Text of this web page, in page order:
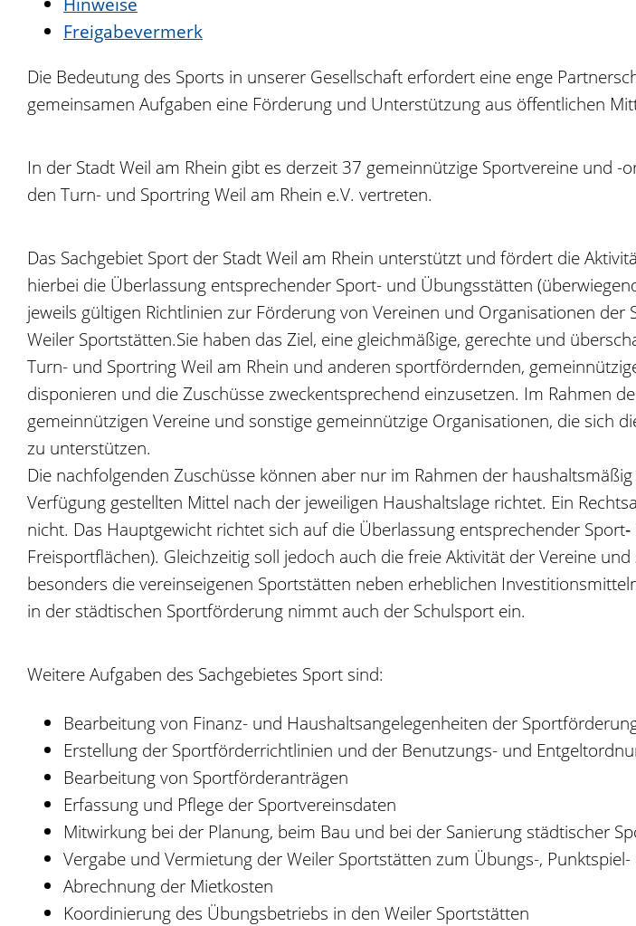
Freigabevermerk
Die Bedeutung des Sports in unserer Gesellschaft erfordert eine enge
gemeinsamen Aufgaben eine Förderung und Unterstützung aus öffentlichen
In der Stadt Weil am Rhein gibt es derzeit 37 gemeinnützige Sportvereine
den Turn- und Sportring Weil am Rhein e.V. vertreten.
Das Sachgebiet Sport der Stadt Weil am Rhein unterstützt und fördert die
hierbei die Überlassung entsprechender Sport- und Übungsstätten
jeweils gültigen Richtlinien zur Förderung von Vereinen und Organisationen
Weiler Sportstätten.Sie haben das Ziel, eine gleichmäßige, gerechte und
Turn- und Sportring Weil am Rhein und anderen sportfördernden,
disponieren und die Zuschüsse zweckentsprechend einzusetzen. Im Rahmen
gemeinnützigen Vereine und sonstige gemeinnützige Organisationen, die sich
zu unterstützen.
Die nachfolgenden Zuschüsse können aber nur im Rahmen der
Verfügung gestellten Mittel nach der jeweiligen Haushaltslage richtet. Ein
nicht. Das Hauptgewicht richtet sich auf die Überlassung entsprechender
Freisportflächen). Gleichzeitig soll jedoch auch die freie Aktivität der Vereine
besonders die vereinseigenen Sportstätten neben erheblichen
in der städtischen Sportförderung nimmt auch der Schulsport ein.
Weitere Aufgaben des Sachgebietes Sport sind:
Bearbeitung von Finanz- und Haushaltsangelegenheiten der
Erstellung der Sportförderrichtlinien und der Benutzungs- und
Bearbeitung von Sportförderanträgen
Erfassung und Pflege der Sportvereinsdaten
Mitwirkung bei der Planung, beim Bau und bei der Sanierung städtischer
Vergabe und Vermietung der Weiler Sportstätten zum Übungs-,
Abrechnung der Mietkosten
Koordinierung des Übungsbetriebs in den Weiler Sportstätten